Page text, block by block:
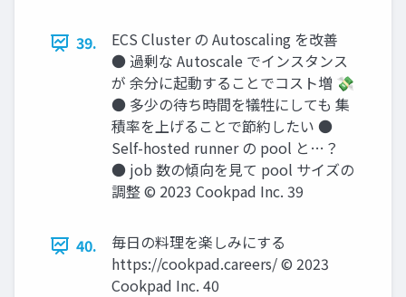
39.
ECS Cluster の Autoscaling を改善
● 過剰な Autoscale でインスタンス
が 余分に起動することでコスト増 💸
● 多少の待ち時間を犠牲にしても 集
積率を上げることで節約したい ●
Self-hosted runner の pool と…？
● job 数の傾向を見て pool サイズの
調整 © 2023 Cookpad Inc. 39
40.
毎日の料理を楽しみにする
https://cookpad.careers/ © 2023
Cookpad Inc. 40